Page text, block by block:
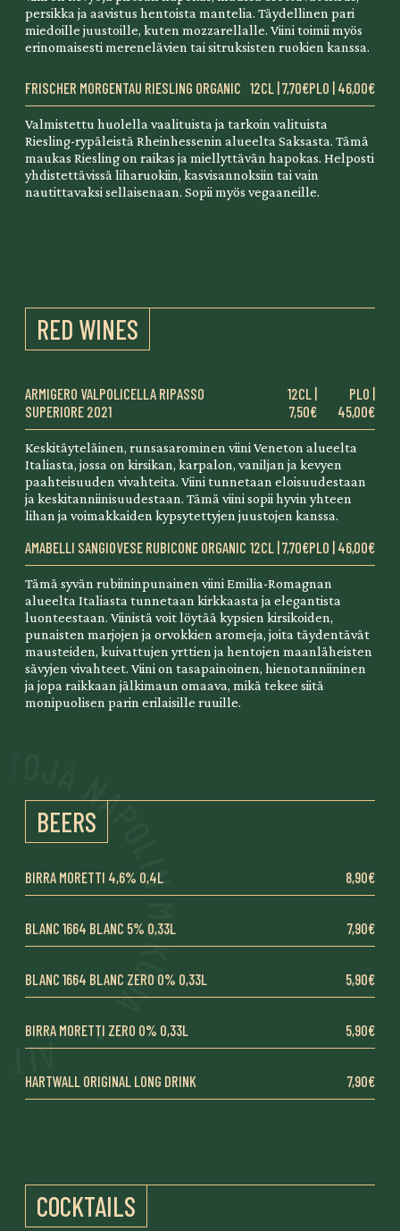
persikka ja aavistus hentoista mantelia. Täydellinen pari
miedoille juustoille, kuten mozzarellalle. Viini toimii myös
erinomaisesti merenelävien tai sitruksisten ruokien kanssa.
FRISCHER MORGENTAU RIESLING ORGANIC 12CL | 7,70€PLO | 46,00€
Valmistettu huolella vaalituista ja tarkoin valituista
Riesling-rypäleistä Rheinhessenin alueelta Saksasta. Tämä
maukas Riesling on raikas ja miellyttävän hapokas. Helposti
yhdistettävissä liharuokiin, kasvisannoksiin tai vain
nautittavaksi sellaisenaan. Sopii myös vegaaneille.
RED WINES
ARMIGERO VALPOLICELLA RIPASSO
SUPERIORE 2021
12CL |
7,50€
PLO |
45,00€
Keskitäyteläinen, runsasarominen viini Veneton alueelta
Italiasta, jossa on kirsikan, karpalon, vaniljan ja kevyen
paahteisuuden vivahteita. Viini tunnetaan eloisuudestaan
ja keskitanniinisuudestaan. Tämä viini sopii hyvin yhteen
lihan ja voimakkaiden kypsytettyjen juustojen kanssa.
AMABELLI SANGIOVESE RUBICONE ORGANIC 12CL | 7,70€PLO | 46,00€
Tämä syvän rubiininpunainen viini Emilia-Romagnan
alueelta Italiasta tunnetaan kirkkaasta ja elegantista
luonteestaan. Viinistä voit löytää kypsien kirsikoiden,
punaisten marjojen ja orvokkien aromeja, joita täydentävät
mausteiden, kuivattujen yrttien ja hentojen maanläheisten
sävyjen vivahteet. Viini on tasapainoinen, hienotanniininen
ja jopa raikkaan jälkimaun omaava, mikä tekee siitä
monipuolisen parin erilaisille ruuille.
BEERS
BIRRA MORETTI 4,6% 0,4L 8,90€
BLANC 1664 BLANC 5% 0,33L 7,90€
BLANC 1664 BLANC ZERO 0% 0,33L 5,90€
BIRRA MORETTI ZERO 0% 0,33L 5,90€
HARTWALL ORIGINAL LONG DRINK 7,90€
COCKTAILS